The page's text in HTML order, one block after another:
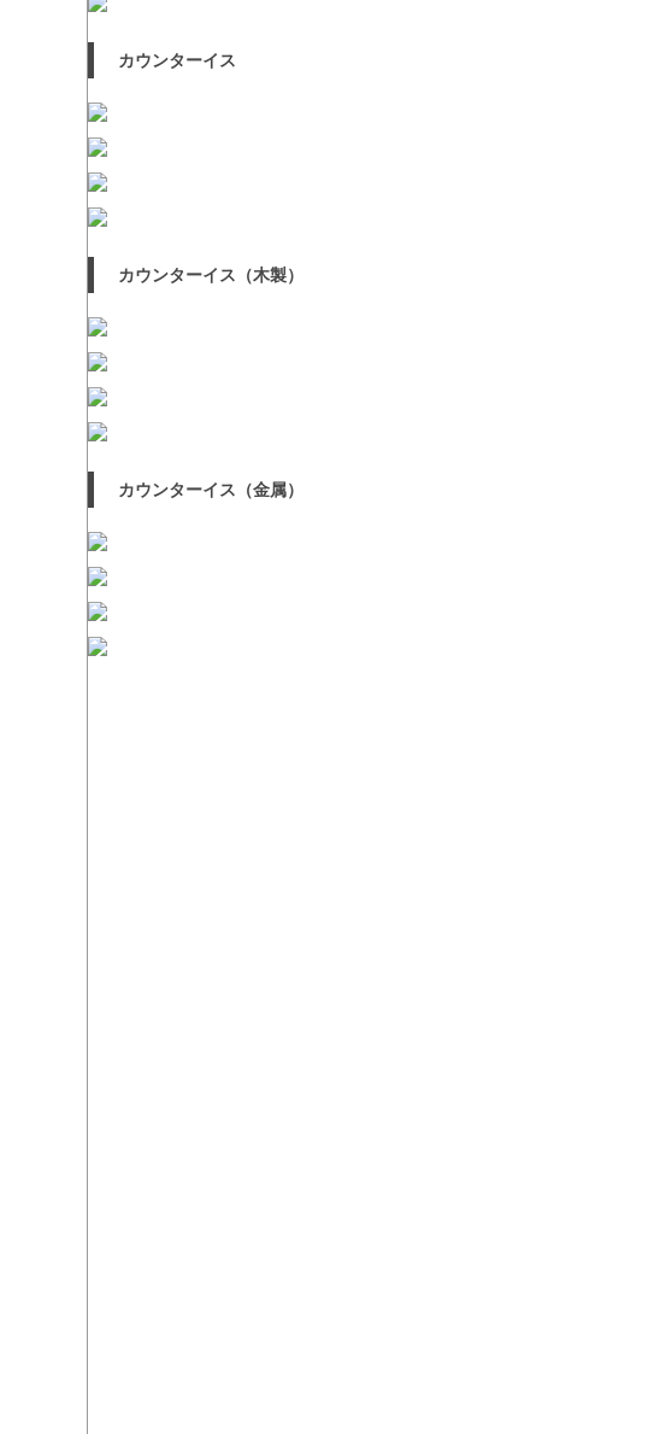
カウンターイス
カウンターイス（木製）
カウンターイス（金属）